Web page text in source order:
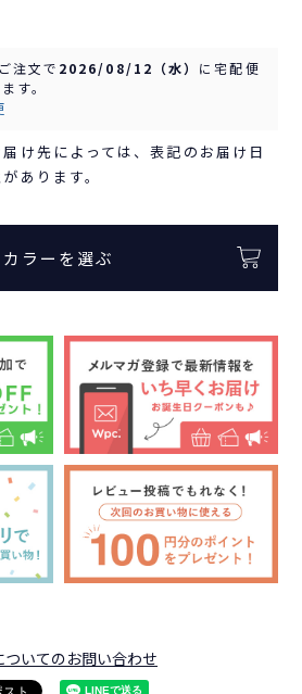
注文で 2026/08/12（水） に宅配便
す。
け先によっては、表記のお届け日
あります。
カラーを選ぶ
ついてのお問い合わせ